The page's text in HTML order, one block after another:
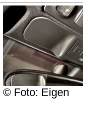
© Foto: Eigen